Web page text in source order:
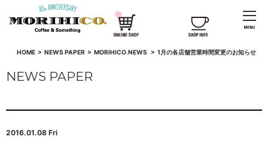
HOME> NEWS PAPER> MORIHICO.NEWS > 1月の各店舗営業時間変更のお知らせ
NEWS PAPER
2016.01.08 Fri